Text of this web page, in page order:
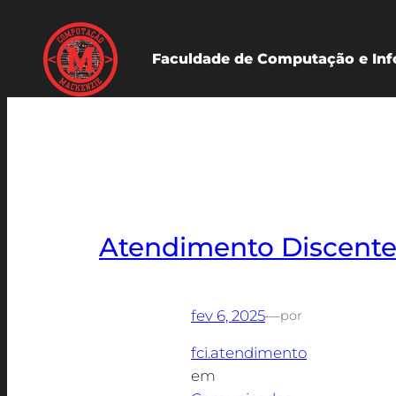
conteúdo
Faculdade de Computação e
Atendimento Discente
fev 6, 2025—por
fci.atendimento
em